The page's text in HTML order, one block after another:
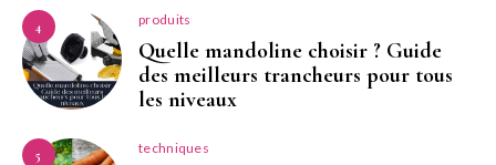
4 produits
Quelle mandoline choisir ? Guide
des meilleurs trancheurs pour tous
les niveaux
5 techniques